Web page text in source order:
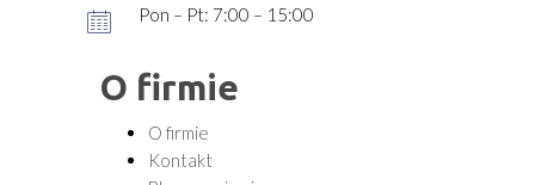
Pon – Pt: 7:00 – 15:00
O firmie
O firmie
Kontakt